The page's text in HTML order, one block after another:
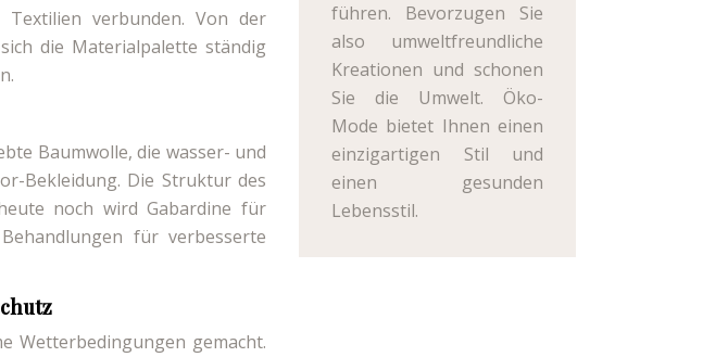
verbunden. Von der
die Materialpalette ständig
Baumwolle, die wasser- und
Bekleidung. Die Struktur des
noch wird Gabardine für
für verbesserte
Wetterbedingungen gemacht.
führen. Bevorzugen Sie
also umweltfreundliche
Kreationen und schonen
Sie die Umwelt. Öko-
Mode bietet Ihnen einen
einzigartigen Stil und
einen gesunden
Lebensstil.